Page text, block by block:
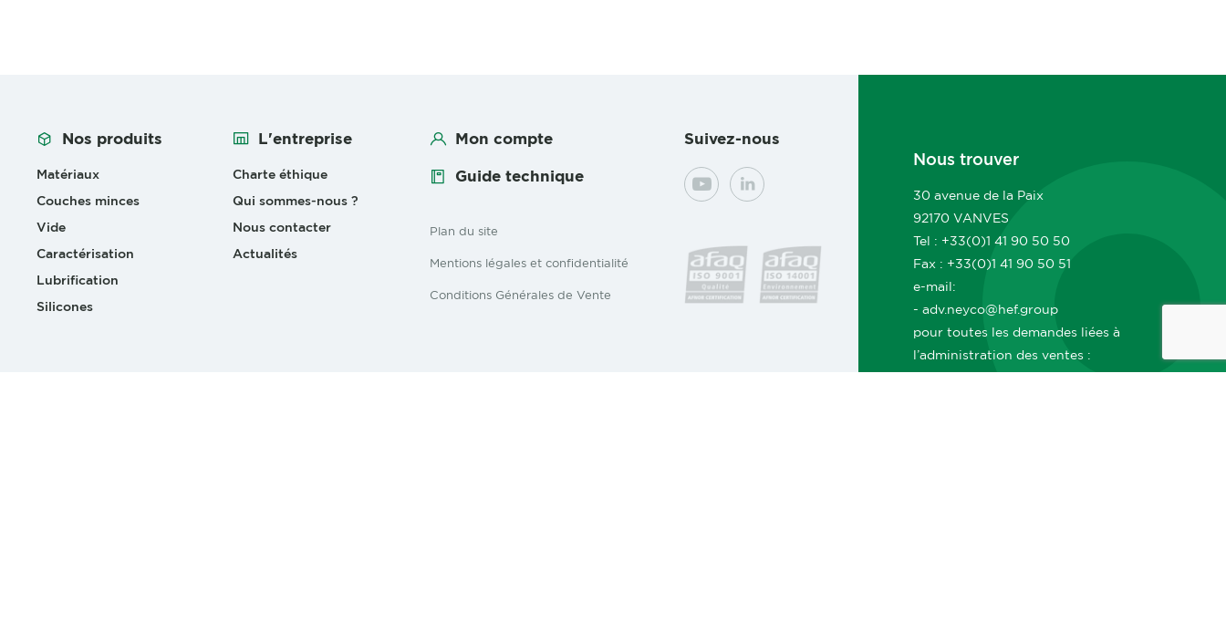
Nos produits
Matériaux
Couches minces
Vide
Caractérisation
Lubrification
Silicones
L'entreprise
Charte éthique
Qui sommes-nous ?
Nous contacter
Actualités
Mon compte
Guide technique
Suivez-nous
YouTubeLinkedIn
Plan du site
Mentions légales et confidentialité
Conditions Générales de Vente
Nous trouver
30 avenue de la Paix
92170 VANVES
Tel : +33(0)1 41 90 50 50
Fax : +33(0)1 41 90 50 51
e-mail:
- adv.neyco@hef.group
pour toutes les demandes liées à
l’administration des ventes :
commandes, suivi, livraisons, délais,